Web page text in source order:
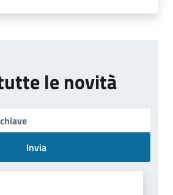
le novità
Invia